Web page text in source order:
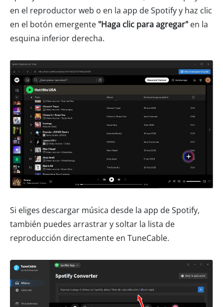
en el reproductor web o en la app de Spotify y haz clic
en el botón emergente "Haga clic para agregar" en la
esquina inferior derecha.
Si eliges descargar música desde la app de Spotify,
también puedes arrastrar y soltar la lista de
reproducción directamente en TuneCable.